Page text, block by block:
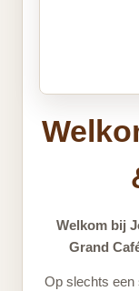
Welkom bij
Grand
Op slechts een